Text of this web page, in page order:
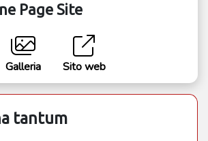
Page Site
Galleria Sito web
tantum